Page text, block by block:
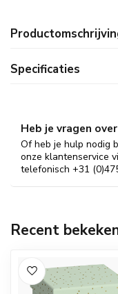
Specificaties
Heb je vragen
Of heb je hulp nodig
onze klantenservice
telefonisch +31
Recent